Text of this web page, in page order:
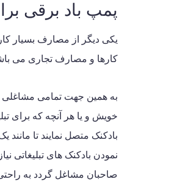
پمپ باد برقی
یکی دیگر از مصارف بسیار
کارها و مصارف تجاری می
به همین جهت تمامی مشاغلی
خویش و یا هر آنچه که برای
بادکنک متصل نمایند تا
نمودن بادکنک های تبلیغاتی
صاحبان مشاغل گردد به راحتی